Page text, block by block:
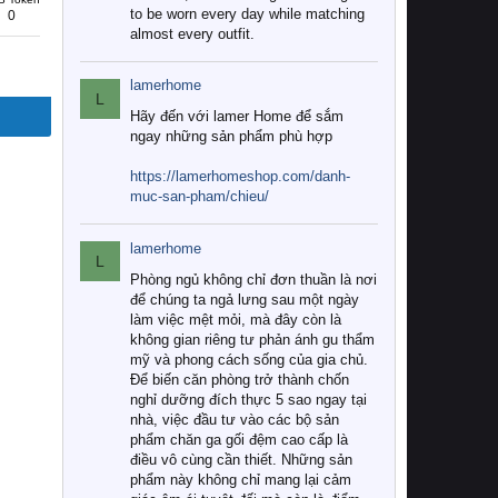
0
to be worn every day while matching
almost every outfit.
L
lamerhome
Hãy đến với lamer Home để sắm
ngay những sản phẩm phù hợp
https://lamerhomeshop.com/danh-
muc-san-pham/chieu/
L
lamerhome
Phòng ngủ không chỉ đơn thuần là nơi
để chúng ta ngả lưng sau một ngày
làm việc mệt mỏi, mà đây còn là
không gian riêng tư phản ánh gu thẩm
mỹ và phong cách sống của gia chủ.
Để biến căn phòng trở thành chốn
nghỉ dưỡng đích thực 5 sao ngay tại
nhà, việc đầu tư vào các bộ sản
phẩm chăn ga gối đệm cao cấp là
điều vô cùng cần thiết. Những sản
phẩm này không chỉ mang lại cảm